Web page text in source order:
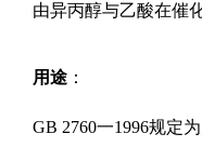
由异丙醇与乙酸在催
用途 ：
GB 2760一1996规定